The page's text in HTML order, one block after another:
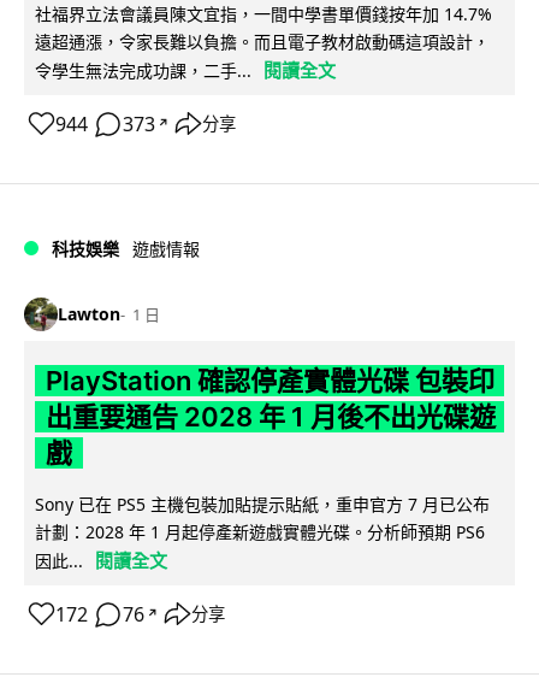
社福界立法會議員陳文宜指，一間中學書單價錢按年加 14.7%
遠超通漲，令家長難以負擔。而且電子教材啟動碼這項設計，
令學生無法完成功課，二手...
閱讀全文
944 373 ↗ 分享
科技娛樂 遊戲情報
Lawton 1 日
PlayStation 確認停產實體光碟 包裝印
出重要通告 2028 年 1 月後不出光碟遊
戲
Sony 已在 PS5 主機包裝加貼提示貼紙，重申官方 7 月已公布
計劃：2028 年 1 月起停產新遊戲實體光碟。分析師預期 PS6
因此...
閱讀全文
172 76 ↗ 分享